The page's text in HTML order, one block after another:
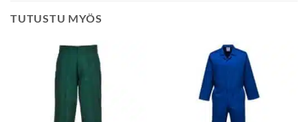
TUTUSTU MYÖS